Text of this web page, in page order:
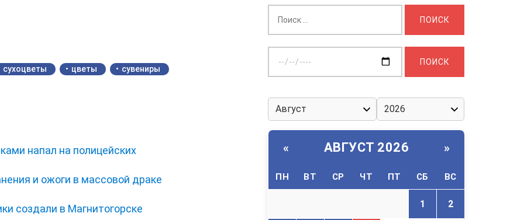
сухоцветы цветы
сувениры
напал на полицейских
и ожоги в массовой драке
создали в Магнитогорске
дату:
« АВГУСТ 2026 »
ПН ВТ СР ЧТ ПТ СБ ВС
1 2